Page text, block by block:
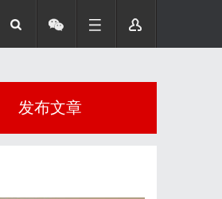
发布文章